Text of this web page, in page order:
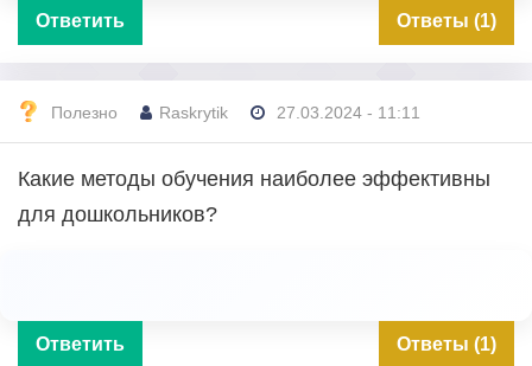
Ответить Ответы (1)
Полезно Raskrytik 27.03.2024 - 11:11
Какие методы обучения наиболее эффективны
для дошкольников?
Ответить Ответы (1)